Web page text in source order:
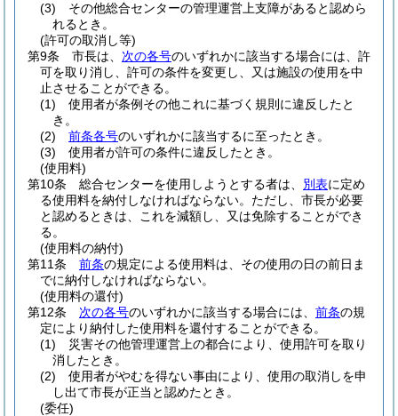
(3)
その他総合センターの管理運営上支障があると認めら
れるとき。
(許可の取消し等)
第9条
市長は、 次の各号のいずれかに該当する場合には、許
可を取り消し、許可の条件を変更し、又は施設の使用を中
止させることができる。
(1)
使用者が条例その他これに基づく規則に違反したと
き。
(2)
前条各号のいずれかに該当するに至ったとき。
(3)
使用者が許可の条件に違反したとき。
(使用料)
第10条
総合センターを使用しようとする者は、 別表に定め
る使用料を納付しなければならない。 ただし、市長が必要
と認めるときは、これを減額し、又は免除することができ
る。
(使用料の納付)
第11条
前条の規定による使用料は、その使用の日の前日ま
でに納付しなければならない。
(使用料の還付)
第12条
次の各号のいずれかに該当する場合には、 前条の規
定により納付した使用料を還付することができる。
(1)
災害その他管理運営上の都合により、使用許可を取り
消したとき。
(2)
使用者がやむを得ない事由により、使用の取消しを申
し出て市長が正当と認めたとき。
(委任)